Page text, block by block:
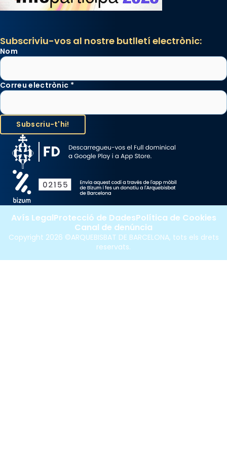
Subscriviu-vos al nostre butlletí electrònic:
Nom
Correu electrònic *
Copyright 2026 ©ARQUEBISBAT DE BARCELONA, tots els drets
reservats.
Avís LegalProtecció de DadesPolítica de Cookies
Canal de denúncia